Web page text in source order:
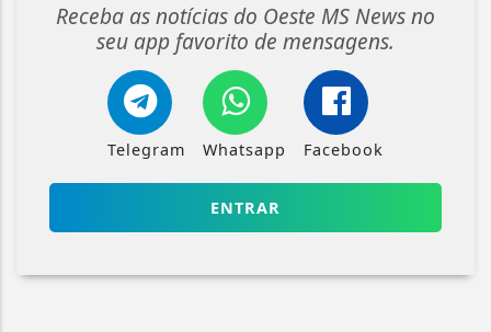
Receba as notícias do Oeste MS News no
seu app favorito de mensagens.
Telegram Whatsapp Facebook
ENTRAR